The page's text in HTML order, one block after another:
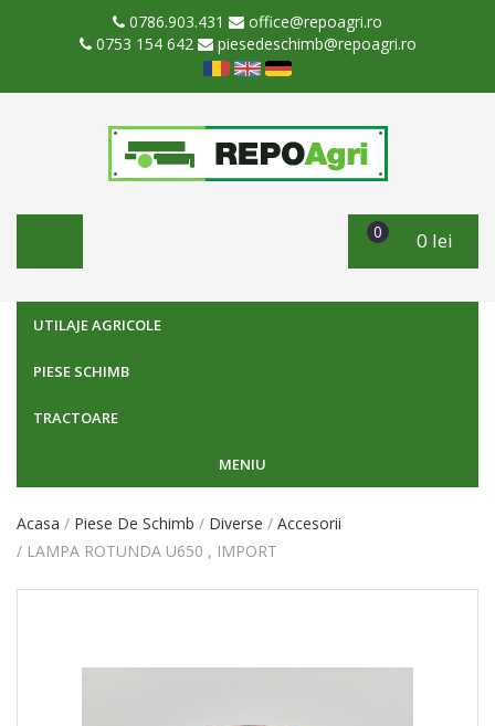
0786.903.431
office@repoagri.ro
0753 154 642
piesedeschimb@repoagri.ro
0 0 lei
UTILAJE AGRICOLE
PIESE SCHIMB
TRACTOARE
MENIU
Acasa Piese De Schimb Diverse
Accesorii
LAMPA ROTUNDA U650 , IMPORT